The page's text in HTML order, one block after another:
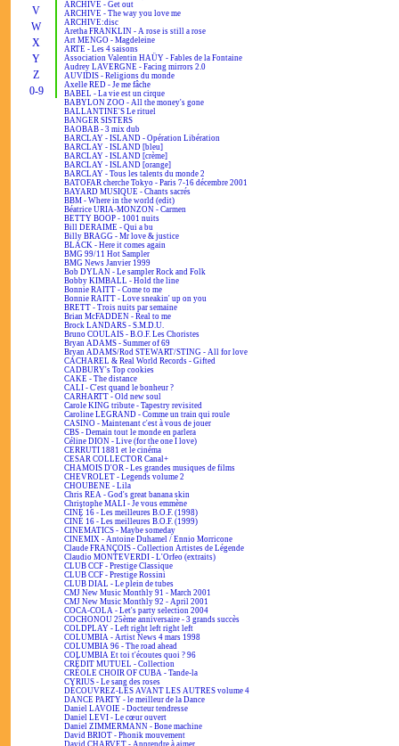
V
W
X
Y
Z
0-9
ARCHIVE - Get out
ARCHIVE - The way you love me
ARCHIVE:disc
Aretha FRANKLIN - A rose is still a rose
Art MENGO - Magdeleine
ARTE - Les 4 saisons
Association Valentin HAÜY - Fables de la Fontaine
Audrey LAVERGNE - Facing mirrors 2.0
AUVIDIS - Religions du monde
Axelle RED - Je me fâche
BABEL - La vie est un cirque
BABYLON ZOO - All the money's gone
BALLANTINE'S Le rituel
BANGER SISTERS
BAOBAB - 3 mix dub
BARCLAY - ISLAND - Opération Libération
BARCLAY - ISLAND [bleu]
BARCLAY - ISLAND [crème]
BARCLAY - ISLAND [orange]
BARCLAY - Tous les talents du monde 2
BATOFAR cherche Tokyo - Paris 7-16 décembre 2001
BAYARD MUSIQUE - Chants sacrés
BBM - Where in the world (edit)
Béatrice URIA-MONZON - Carmen
BETTY BOOP - 1001 nuits
Bill DERAIME - Qui a bu
Billy BRAGG - Mr love & justice
BLACK - Here it comes again
BMG 99/11 Hot Sampler
BMG News Janvier 1999
Bob DYLAN - Le sampler Rock and Folk
Bobby KIMBALL - Hold the line
Bonnie RAITT - Come to me
Bonnie RAITT - Love sneakin' up on you
BRETT - Trois nuits par semaine
Brian McFADDEN - Real to me
Brock LANDARS - S.M.D.U.
Bruno COULAIS - B.O.F. Les Choristes
Bryan ADAMS - Summer of 69
Bryan ADAMS/Rod STEWART/STING - All for love
CACHAREL & Real World Records - Gifted
CADBURY's Top cookies
CAKE - The distance
CALI - C'est quand le bonheur ?
CARHARTT - Old new soul
Carole KING tribute - Tapestry revisited
Caroline LEGRAND - Comme un train qui roule
CASINO - Maintenant c'est à vous de jouer
CBS - Demain tout le monde en parlera
Céline DION - Live (for the one I love)
CERRUTI 1881 et le cinéma
CESAR COLLECTOR Canal+
CHAMOIS D'OR - Les grandes musiques de films
CHEVROLET - Legends volume 2
CHOUBENE - Lila
Chris REA - God's great banana skin
Christophe MALI - Je vous emmène
CINÉ 16 - Les meilleures B.O.F. (1998)
CINÉ 16 - Les meilleures B.O.F. (1999)
CINEMATICS - Maybe someday
CINEMIX - Antoine Duhamel / Ennio Morricone
Claude FRANÇOIS - Collection Artistes de Légende
Claudio MONTEVERDI - L'Orfeo (extraits)
CLUB CCF - Prestige Classique
CLUB CCF - Prestige Rossini
CLUB DIAL - Le plein de tubes
CMJ New Music Monthly 91 - March 2001
CMJ New Music Monthly 92 - April 2001
COCA-COLA - Let's party selection 2004
COCHONOU 25ème anniversaire - 3 grands succès
COLDPLAY - Left right left right left
COLUMBIA - Artist News 4 mars 1998
COLUMBIA 96 - The road ahead
COLUMBIA Et toi t'écoutes quoi ? 96
CRÉDIT MUTUEL - Collection
CRÉOLE CHOIR OF CUBA - Tande-la
CYRIUS - Le sang des roses
DÉCOUVREZ-LES AVANT LES AUTRES volume 4
DANCE PARTY - le meilleur de la Dance
Daniel LAVOIE - Docteur tendresse
Daniel LEVI - Le cœur ouvert
Daniel ZIMMERMANN - Bone machine
David BRIOT - Phonik mouvement
David CHARVET - Apprendre à aimer